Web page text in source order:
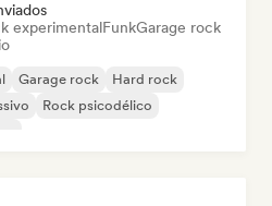
experimentalFunkGarage rock
Garage rock
Hard rock
Rock psicodélico